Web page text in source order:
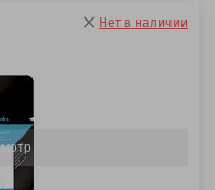
Нет в наличии